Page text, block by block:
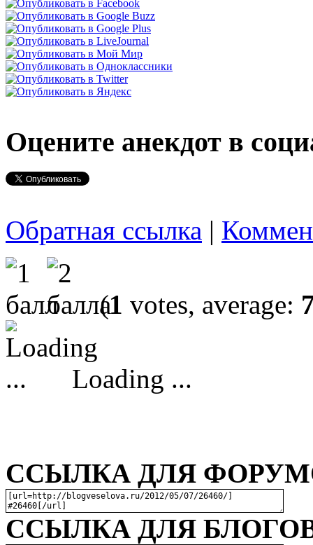
Оцените анекдот в
Обратная ссылка |
(1 votes, average:
Loading ...
ССЫЛКА ДЛЯ
ССЫЛКА ДЛЯ БЛОГОВ